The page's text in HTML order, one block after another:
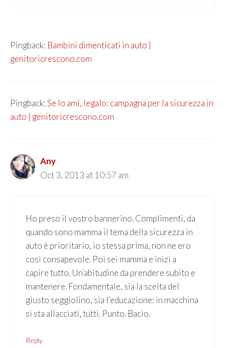
Pingback: Bambini dimenticati in auto |
genitoricrescono.com
Pingback:Se lo ami, legalo: campagna per la sicurezza in
auto | genitoricrescono.com
Any
Oct 3, 2013 at 10:57 am
Ho preso il vostro bannerino. Complimenti, da
quando sono mamma il tema della sicurezza in
auto è prioritario, io stessa prima, non ne ero
così consapevole. Poi sei mamma e inizi a
capire tutto. Un’abitudine da prendere subito e
mantenere. Fondamentale, sia la scelta del
giusto seggiolino, sia l’educazione: in macchina
si sta allacciati, tutti. Punto. Bacio.
Reply